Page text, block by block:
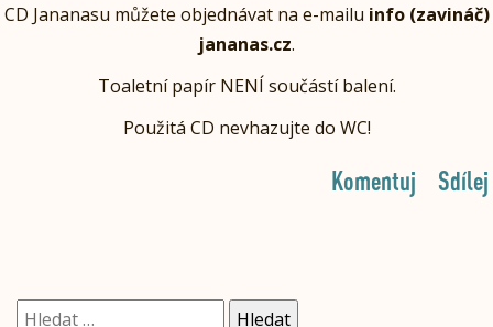
CD Jananasu můžete objednávat na e-mailu info (zavináč)
jananas.cz.
Toaletní papír NENÍ součástí balení.
Použitá CD nevhazujte do WC!
Sdílej
Komentuj
Vyhledávání